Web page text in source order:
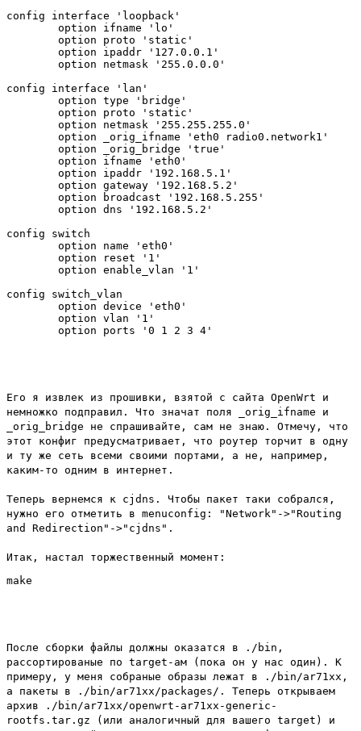
config interface 'loopback'
        option ifname 'lo'
        option proto 'static'
        option ipaddr '127.0.0.1'
        option netmask '255.0.0.0'
config interface 'lan'
        option type 'bridge'
        option proto 'static'
        option netmask '255.255.255.0'
        option _orig_ifname 'eth0 radio0.network1'
        option _orig_bridge 'true'
        option ifname 'eth0'
        option ipaddr '192.168.5.1'
        option gateway '192.168.5.2'
        option broadcast '192.168.5.255'
        option dns '192.168.5.2'
config switch
        option name 'eth0'
        option reset '1'
        option enable_vlan '1'
config switch_vlan
        option device 'eth0'
        option vlan '1'
Его я извлек из прошивки, взятой с сайта OpenWrt и
немножко подправил. Что значат поля _orig_ifname и
_orig_bridge не спрашивайте, сам не знаю. Отмечу, что
этот конфиг предусматривает, что роутер торчит в одну
и ту же сеть всеми своими портами, а не, например,
каким-то одним в интернет.
Теперь вернемся к cjdns. Чтобы пакет таки собрался,
нужно его отметить в menuconfig: "Network"->"Routing
and Redirection"->"cjdns".
Итак, настал торжественный момент:
После сборки файлы должны оказатся в ./bin,
рассортированые по target-ам (пока он у нас один). К
примеру, у меня собраные образы лежат в ./bin/ar71xx,
а пакеты в ./bin/ar71xx/packages/. Теперь открываем
архив ./bin/ar71xx/openwrt-ar71xx-generic-
rootfs.tar.gz (или аналогичный для вашего target) и